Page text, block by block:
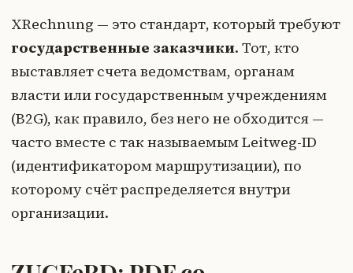
XRechnung — это стандарт, который требуют
государственные заказчики. Тот, кто
выставляет счета ведомствам, органам
власти или государственным учреждениям
(B2G), как правило, без него не обходится —
часто вместе с так называемым Leitweg-ID
(идентификатором маршрутизации), по
которому счёт распределяется внутри
организации.